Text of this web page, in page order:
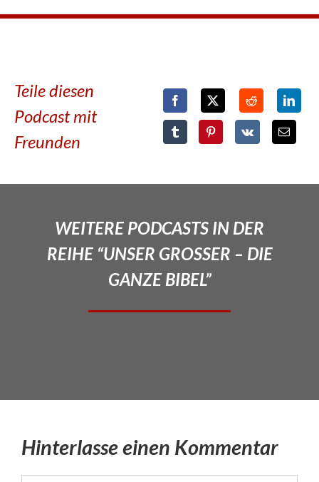
Teile diesen
Podcast mit
Freunden
WEITERE PODCASTS IN DER
REIHE “UNSER GROSSER – DIE
GANZE BIBEL”
Hinterlasse einen Kommentar